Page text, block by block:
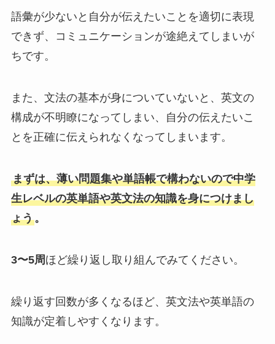
語彙が少ないと自分が伝えたいことを適切に表現
できず、コミュニケーションが途絶えてしまいが
ちです。
また、文法の基本が身についていないと、英文の
構成が不明瞭になってしまい、自分の伝えたいこ
とを正確に伝えられなくなってしまいます。
まずは、薄い問題集や単語帳で構わないので中学
生レベルの英単語や英文法の知識を身につけまし
ょう。
3〜5周 ほど繰り返し取り組んでみてください。
繰り返す回数が多くなるほど、英文法や英単語の
知識が定着しやすくなります。